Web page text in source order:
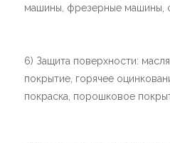
машины, фрезерные машины,
6) Защита поверхности:
покрытие, горячее
покраска, порошковое